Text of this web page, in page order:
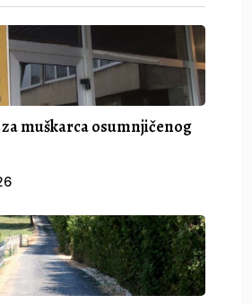
muškarca osumnjičenog